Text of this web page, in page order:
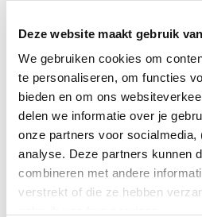
Deze website maakt gebruik
We gebruiken cookies om
te personaliseren, om functies
bieden en om ons
delen we informatie over je
onze partners voor
analyse. Deze partners kunnen
combineren met andere
verstrekt of die ze hebben
Stroomonderbreking
De werkzaamheden zijn afgerond.
Postcode
28-07-2026 | 08:30 28-
Aantal klanten
Stroomonderbreking
De werkzaamheden zijn afgerond.
Postcodes
7572AB 7572ZV
Van
24-07-2026 | 09:00 24-
Aantal klanten
Stroomonderbreking
De werkzaamheden zijn afgerond.